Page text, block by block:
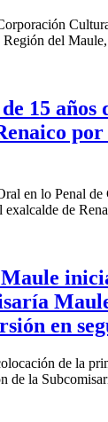
del
15
en lo Penal de
exalcalde de
en
de la
de la